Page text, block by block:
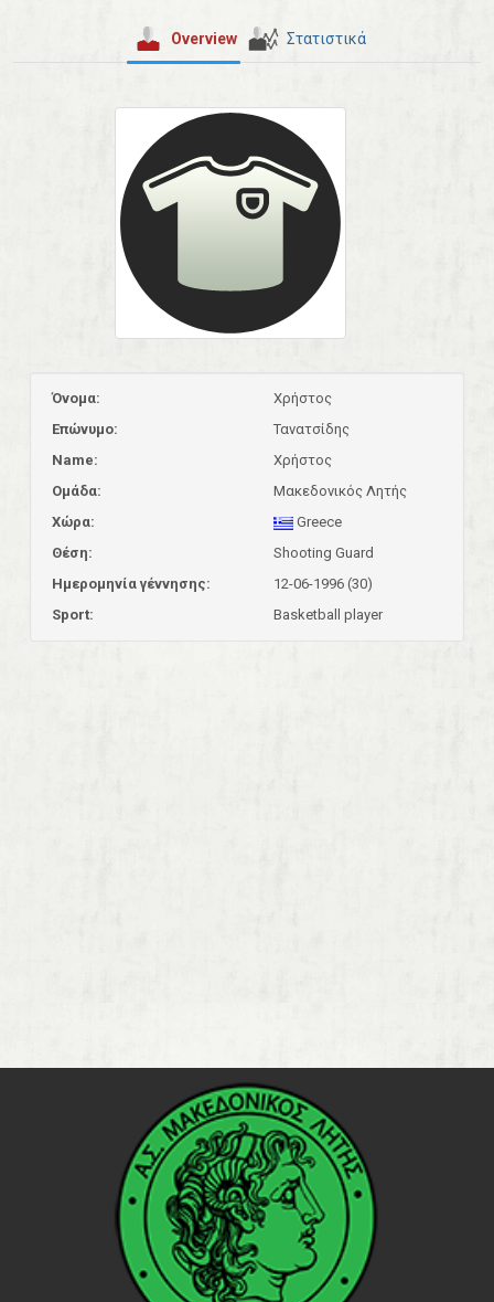
Overview Στατιστικά
Όνομα:
Χρήστος
Επώνυμο:
Τανατσίδης
Name:
Χρήστος
Ομάδα:
Μακεδονικός Λητής
Χώρα:
Greece
Θέση:
Shooting Guard
Ημερομηνία γέννησης:
12-06-1996 (30)
Sport:
Basketball player